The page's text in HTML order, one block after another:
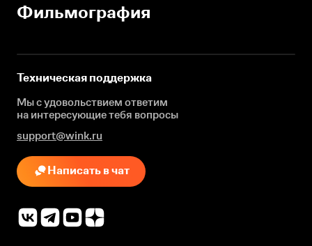
Фильмография
Техническая поддержка
Мы с удовольствием ответим
на интересующиетебя вопросы
support@wink.ru
Написать в чат